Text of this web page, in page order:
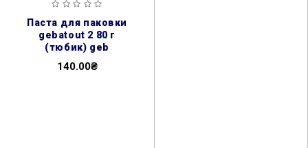
паста для паковки
gebatout 2 80 г
(тюбик) geb
140.00₴